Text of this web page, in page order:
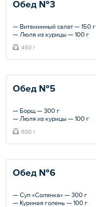
Обед №3
— Витаминный салат — 150 г
— Люля из курицы — 100 г
— Лаваш — 50 г
450 г
Обед №5
— Борщ — 300 г
— Люля из курицы — 100 г
— Лаваш — 50 г
600 г
Обед №6
— Суп «Солянка» — 300 г
— Куриная голень — 100 г